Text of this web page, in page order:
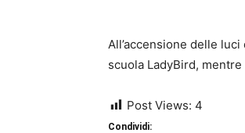
All’accensione delle
scuola LadyBird,
Post Views: 4
Condividi: